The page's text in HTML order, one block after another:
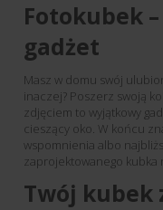
Fotokubek
gadżet
Masz w domu swój
inaczej? Poszerz swoją
zdjęciem to wyjątkowy
cieszący oko. W końcu
wspomnienia albo
zaprojektowanego
Twój kubek